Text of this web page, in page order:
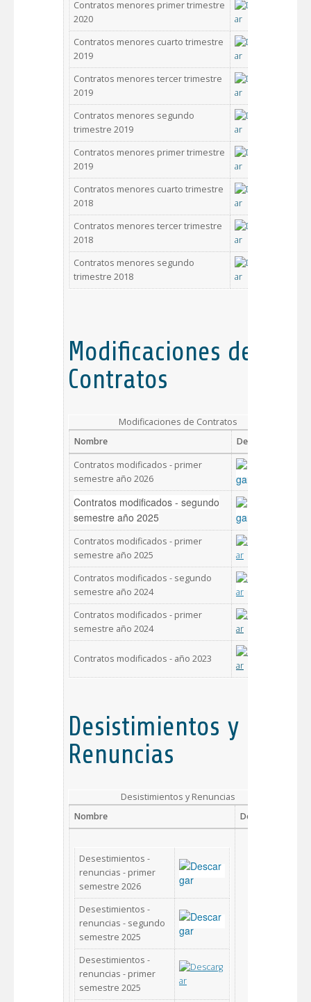
Contratos menores primer trimestre
2020
Contratos menores cuarto trimestre
2019
Contratos menores tercer trimestre
2019
Contratos menores segundo
trimestre 2019
Contratos menores primer trimestre
2019
Contratos menores cuarto trimestre
2018
Contratos menores tercer trimestre
2018
Contratos menores segundo
trimestre 2018
Modificaciones de
Contratos
Modificaciones de Contratos
Nombre
Descargar
Contratos modificados - primer
semestre año 2026
Contratos modificados - segundo
semestre año 2025
Contratos modificados - primer
semestre año 2025
Contratos modificados - segundo
semestre año 2024
Contratos modificados - primer
semestre año 2024
Contratos modificados - año 2023
Desistimientos y
Renuncias
Desistimientos y Renuncias
Nombre
Descargar
Desestimientos -
renuncias - primer
semestre 2026
Desestimientos -
renuncias - segundo
semestre 2025
Desestimientos -
renuncias - primer
semestre 2025